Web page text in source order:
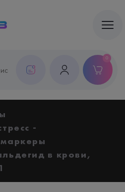
0
-
в крови,